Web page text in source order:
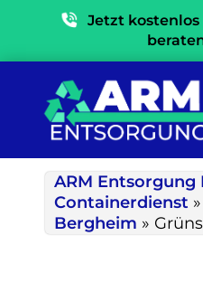
Jetzt
ARM Entsorgung
Containerdienst »
Bergheim »